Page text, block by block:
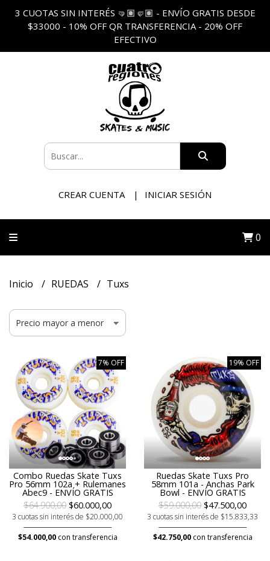
3 CUOTAS SIN INTERÉS 🤜🏽🤛🏽 - ENVÍO GRATIS DESDE
$33000 - 10% OFF QR TRANSFERENCIA - 20% OFF
EFECTIVO
CREAR CUENTA INICIAR SESIÓN
0
Inicio RUEDAS Tuxs
7% OFF
Combo Ruedas Skate Tuxs
Pro 56mm 102a + Rulemanes
Abec9 - ENVÍO GRATIS
$64.900,00 $60.000,00
3 cuotas sin interés de $20.000,00
$54.000,00con transferencia
19% OFF
Ruedas Skate Tuxs Pro
58mm 101a - Anchas Park
Bowl - ENVÍO GRATIS
$59.000,00 $47.500,00
3 cuotas sin interés de $15.833,33
$42.750,00con transferencia